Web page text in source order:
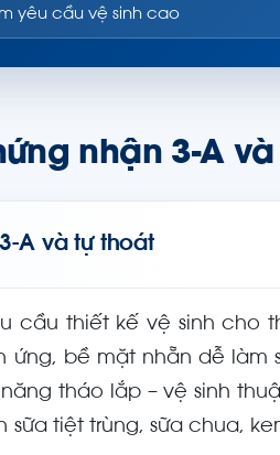
yêu cầu vệ sinh cao
nhận 3-A
A và tự thoát
cầu thiết kế vệ sinh cho
bề mặt nhẵn dễ làm
tháo lắp – vệ sinh
tiệt trùng, sữa chua,